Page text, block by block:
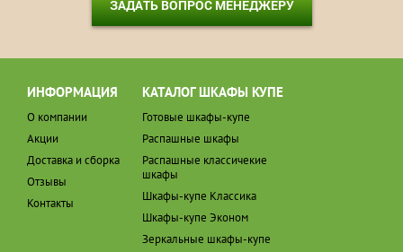
ЗАДАТЬ ВОПРОС МЕНЕДЖЕРУ
ИНФОРМАЦИЯ
О компании
Акции
Доставка и сборка
Отзывы
Контакты
КАТАЛОГ ШКАФЫ КУПЕ
Готовые шкафы-купе
Распашные шкафы
Распашные классичекие
шкафы
Шкафы-купе Классика
Шкафы-купе Эконом
Зеркальные шкафы-купе